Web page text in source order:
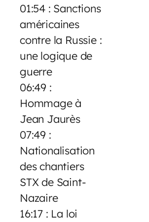
01:54 : Sanctions
américaines
contre la Russie :
une logique de
guerre
06:49 :
Hommage à
Jean Jaurès
07:49 :
Nationalisation
des chantiers
STX de Saint-
Nazaire
16:17 : La loi